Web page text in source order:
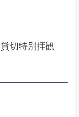
切特別拝観